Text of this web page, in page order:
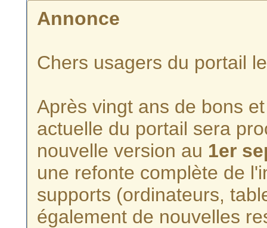
Annonce
Chers usagers du portail
Après vingt ans de bons
actuelle du portail sera
nouvelle version au 1er
une refonte complète de
supports (ordinateurs,
également de nouvelles